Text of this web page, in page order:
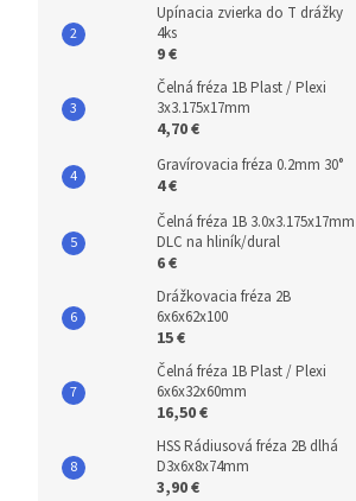
Upínacia zvierka do T drážky
4ks
9 €
Čelná fréza 1B Plast / Plexi
3x3.175x17mm
4,70 €
Gravírovacia fréza 0.2mm 30°
4 €
Čelná fréza 1B 3.0x3.175x17mm
DLC na hliník/dural
6 €
Drážkovacia fréza 2B
6x6x62x100
15 €
Čelná fréza 1B Plast / Plexi
6x6x32x60mm
16,50 €
HSS Rádiusová fréza 2B dlhá
D3x6x8x74mm
3,90 €